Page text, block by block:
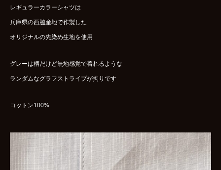
shop
Instagram
レギュラーカラーシャツは
兵庫県の西脇産地で作製した
オリジナルの先染め生地を使用
グレーは柄だけど無地感覚で着れるような
ランダムなグラフストライプが拘りです
コットン100%